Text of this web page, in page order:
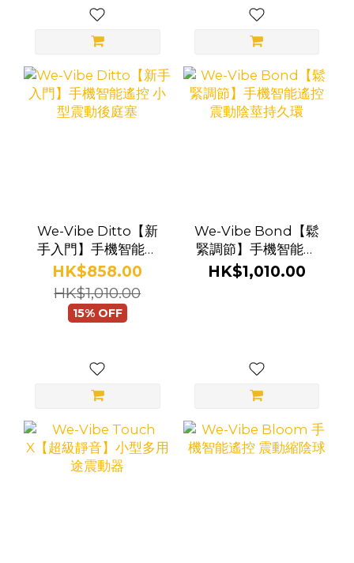
We-Vibe Ditto【新
手入門】手機智能遙
控 小型震動後庭塞
HK$858.00
HK$1,010.00
15% OFF
We-Vibe Bond【鬆
緊調節】手機智能遙
控 震動陰莖持久環
HK$1,010.00